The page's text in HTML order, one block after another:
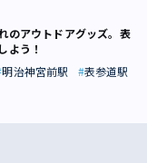
のアウトドアグッズ。表
よう！
明治神宮前駅 表参道駅